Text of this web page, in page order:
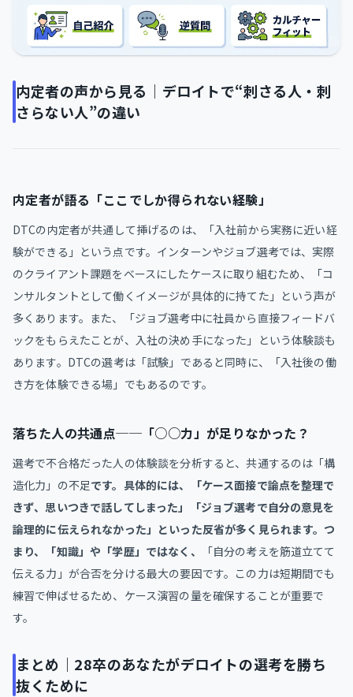
内定者の声から見る｜デロイトで“刺さる人・刺
さらない人”の違い
内定者が語る「ここでしか得られない経験」
DTCの内定者が共通して挿げるのは、「入社前から実務に近い経
験ができる」という点です。インターンやジョブ選考では、実際
のクライアント課題をベースにしたケースに取り組むため、「コ
ンサルタントとして働くイメージが具体的に持てた」という声が
多くあります。また、「ジョブ選考中に社員から直接フィードバ
ックをもらえたことが、入社の決め手になった」という体験談も
あります。DTCの選考は「試験」であると同時に、「入社後の働
き方を体験できる場」でもあるのです。
落ちた人の共通点──「○○力」が足りなかった？
選考で不合格だった人の体験談を分析すると、共通するのは「構
造化力」の不足です。具体的には、「ケース面接で論点を整理で
きず、思いつきで話してしまった」「ジョブ選考で自分の意見を
論理的に伝えられなかった」といった反省が多く見られます。つ
まり、「知識」や「学歴」ではなく、
「自分の考えを筋道立てて
伝える力」が合否を分ける最大の要因です。この力は短期間でも
練習で伸ばせるため、ケース演習の量を確保することが重要で
す。
まとめ｜28卒のあなたがデロイトの選考を勝ち
抜くために